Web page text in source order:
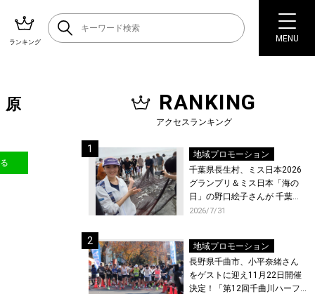
ランキング MENU
原 RANKING
アクセスランキング
地域プロモーション
千葉県長生村、ミス日本2026
グランプリ＆ミス日本「海の
日」の野口絵子さんが 千葉県
唯一の村・長生村で地引網を
2026/7/31
地域プロモーション
長野県千曲市、小平奈緒さん
をゲストに迎え11月22日開催
決定！「第12回千曲川ハーフ